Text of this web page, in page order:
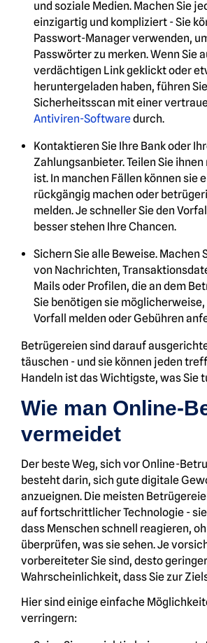
und soziale Medien. Machen Sie
einzigartig und kompliziert - Sie
Passwort-Manager verwenden,
Passwörter zu merken. Wenn Sie
verdächtigen Link geklickt oder
heruntergeladen haben, führen
Sicherheitsscan mit einer
Antiviren-Softwaredurch.
Kontaktieren Sie Ihre Bank oder
Zahlungsanbieter. Teilen Sie
ist. In manchen Fällen können sie
rückgängig machen oder
melden. Je schneller Sie den
besser stehen Ihre Chancen.
Sichern Sie alle Beweise. Machen
von Nachrichten,
Mails oder Profilen, die an dem
Sie benötigen sie möglicherweise,
Vorfall melden oder Gebühren
Betrügereien sind darauf
täuschen - und sie können jeden
Handeln ist das Wichtigste, was Sie
Wie man Online-
vermeidet
Der beste Weg, sich vor Online-
besteht darin, sich gute digitale
anzueignen. Die meisten
auf fortschrittlicher Technologie -
dass Menschen schnell reagieren,
überprüfen, was sie sehen. Je
vorbereiteter Sie sind, desto
Wahrscheinlichkeit, dass Sie zur
Hier sind einige einfache
verringern: